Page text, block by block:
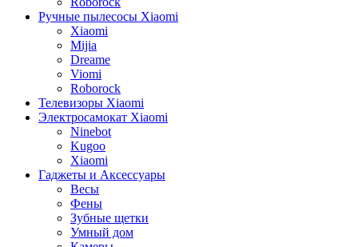
Ручные пылесосы Xiaomi
Xiaomi
Mijia
Dreame
Viomi
Roborock
Телевизоры Xiaomi
Электросамокат Xiaomi
Ninebot
Kugoo
Xiaomi
Гаджеты и Аксессуары
Весы
Фены
Зубные щетки
Умный дом